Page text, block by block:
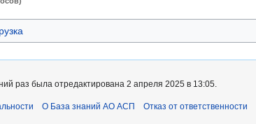
раз была отредактирована 2 апреля 2025 в 13:05.
О База знаний АО АСП Отказ от ответственности